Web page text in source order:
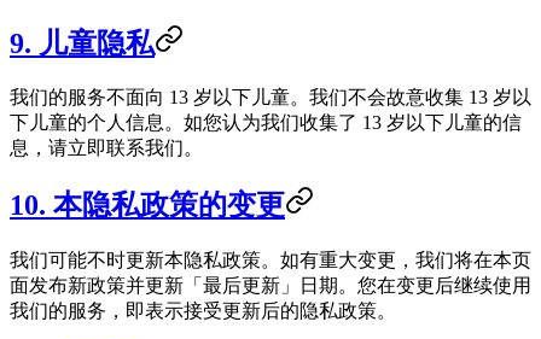
9. 儿童隐私
我们的服务不面向 13 岁以下儿童。我们不会故意收集 13 岁以
下儿童的个人信息。如您认为我们收集了 13 岁以下儿童的信
息，请立即联系我们。
10. 本隐私政策的变更
我们可能不时更新本隐私政策。如有重大变更，我们将在本页
面发布新政策并更新「最后更新」日期。您在变更后继续使用
我们的服务，即表示接受更新后的隐私政策。